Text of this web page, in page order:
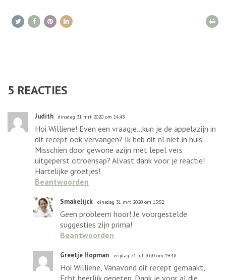
5 REACTIES
Judith dinsdag 31 mrt 2020 om 14:48
Hoi Williene! Even een vraagje...kun je de appelazijn in
dit recept ook vervangen? Ik heb dit nl niet in huis...
Misschien door gewone azijn met lepel vers
uitgeperst citroensap? Alvast dank voor je reactie!
Hartelijke groetjes!
Beantwoorden
Smakelijck dinsdag 31 mrt 2020 om 15:52
Geen probleem hoor! Je voorgestelde
suggesties zijn prima!
Beantwoorden
Greetje Hopman vrijdag 24 jul 2020 om 19:48
Hoi Williene, Vanavond dit recept gemaakt,
Echt heerlijk gegeten. Dank je voor al die